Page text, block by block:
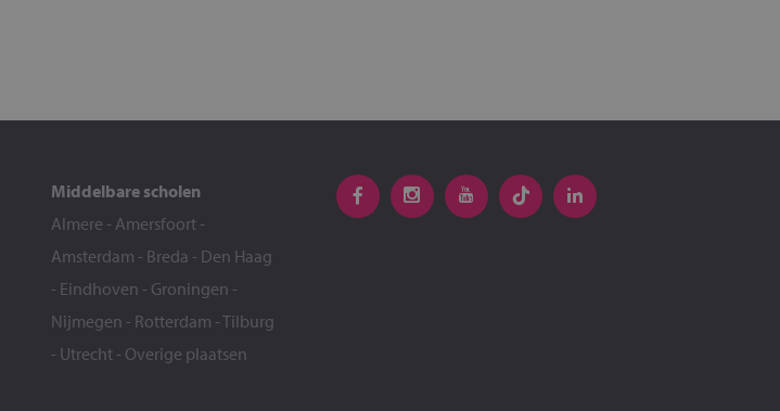
Middelbare scholen
Almere - Amersfoort -
Amsterdam - Breda - Den Haag
- Eindhoven - Groningen -
Nijmegen - Rotterdam -Tilburg
- Utrecht - Overige plaatsen